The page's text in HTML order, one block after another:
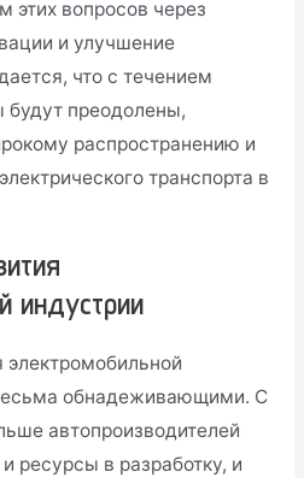
этих вопросов через
и улучшение
что с течением
будут преодолены,
распространению и
транспорта в
индустрии
электромобильной
обнадеживающими. С
автопроизводителей
ресурсы в разработку, и